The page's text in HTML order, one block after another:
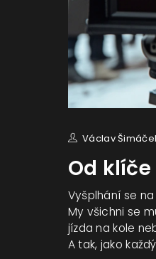
Václav
Od
Vyšplhání se
My všichni se
jízda na kole
A tak, jako